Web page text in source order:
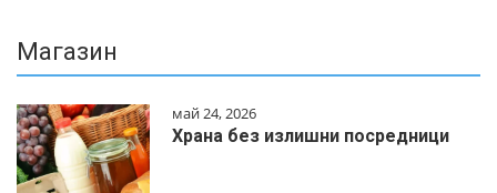
Магазин
май 24, 2026
Храна без излишни посредници